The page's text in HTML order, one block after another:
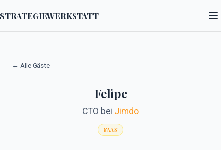
STRATEGIEWERKSTATT
← Alle Gäste
Felipe
CTO bei Jimdo
SAAS